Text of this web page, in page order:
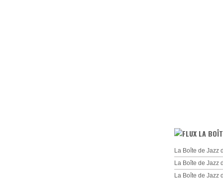
LA
La Boîte de Jazz
La Boîte de Jazz
La Boîte de Jazz